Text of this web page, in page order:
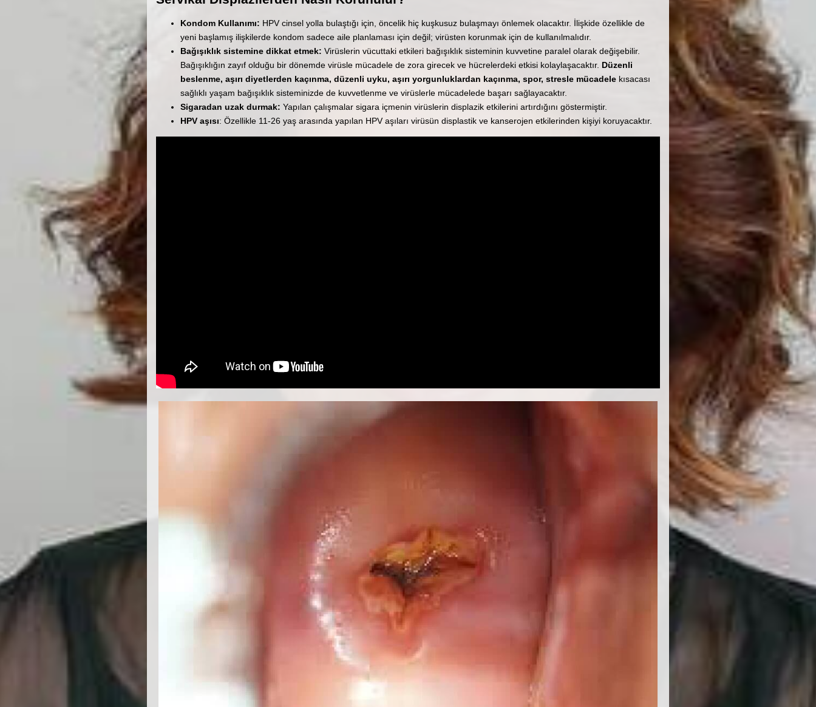
Kondom Kullanımı: HPV cinsel yolla bulaştığı için, öncelik hiç kuşkusuz bulaşmayı önlemek olacaktır. İlişkide özellikle de
yeni başlamış ilişkilerde kondom sadece aile planlaması için değil; virüsten korunmak için de kullanılmalıdır.
Bağışıklık sistemine dikkat etmek: Virüslerin vücuttaki etkileri bağışıklık sisteminin kuvvetine paralel olarak değişebilir.
Bağışıklığın zayıf olduğu bir dönemde virüsle mücadele de zora girecek ve hücrelerdeki etkisi kolaylaşacaktır. Düzenli
beslenme, aşırı diyetlerden kaçınma, düzenli uyku, aşırı yorgunluklardan kaçınma, spor, stresle mücadelekısacası
sağlıklı yaşam bağışıklık sisteminizde de kuvvetlenme ve virüslerle mücadelede başarı sağlayacaktır.
Sigaradan uzak durmak: Yapılan çalışmalar sigara içmenin virüslerin displazik etkilerini artırdığını göstermiştir.
HPV aşısı: Özellikle 11-26 yaş arasında yapılan HPV aşıları virüsün displastik ve kanserojen etkilerinden kişiyi koruyacaktır.